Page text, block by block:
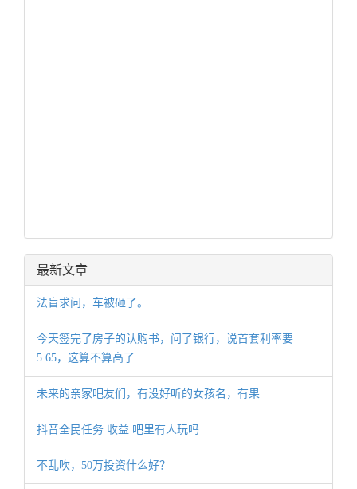
最新文章
法盲求问，车被砸了。
今天签完了房子的认购书，问了银行，说首套利率要
5.65，这算不算高了
未来的亲家吧友们，有没好听的女孩名，有果
抖音全民任务 收益 吧里有人玩吗
不乱吹，50万投资什么好？